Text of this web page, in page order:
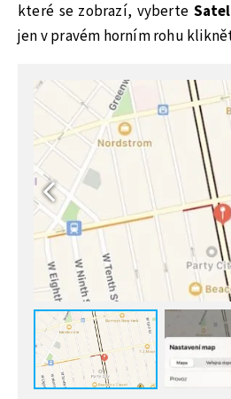
které se zobrazí, vyberte
jen v pravém horním rohu